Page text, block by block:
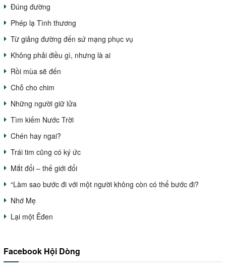
Đúng đường
Phép lạ Tình thương
Từ giảng đường đến sứ mạng phục vụ
Không phải điều gì, nhưng là ai
Rồi mùa sẽ đến
Chỗ cho chim
Những người giữ lửa
Tìm kiếm Nước Trời
Chén hay ngai?
Trái tim cũng có ký ức
Mắt đổi – thế giới đổi
“Làm sao bước đi với một người không còn có thể bước đi?
Nhớ Mẹ
Lại một Êđen
Facebook Hội Dòng